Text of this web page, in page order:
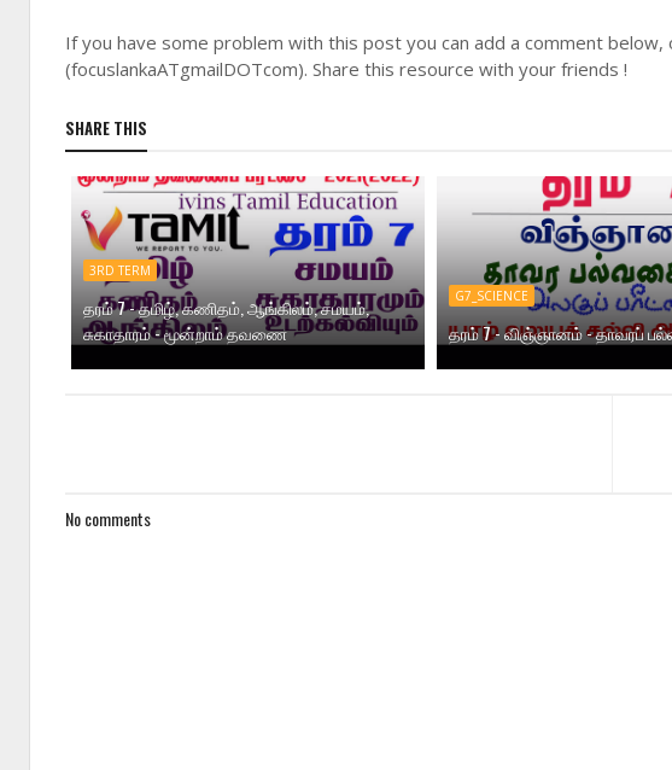
If you have some problem with this post you can add a comment below,
(focuslankaATgmailDOTcom). Share this resource with your friends !
SHARE THIS
3RD TERM
தரம் 7 - தமிழ், கணிதம், ஆங்கிலம், சமயம்,
சுகாதாரம் - மூன்றாம் தவணை
G7_SCIENCE
தரம் 7 - விஞ்ஞானம் - தாவரப்
No comments